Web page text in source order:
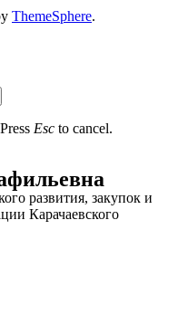
ThemeSphere.
Esc to cancel.
развития, закупок и
Карачаевского